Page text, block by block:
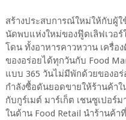
สร้างประสบการณ์ใหม่ให้กับผู้
นัดพบแห่งใหม่ของฟู๊ดเลิฟเวอร์
โดน ทั้งอาหารคาวหวาน เครื่
ของอร่อยได้ทุกวันกับ Food
แบบ 365 วันไม่มีพักด้วยของอร่
กำลังซื้อดันยอดขายให้ร้านค้า
กับกูร์เมต์ มาร์เก็ต เชนซูเปอ
ในด้าน Food Retail นำร้านค้